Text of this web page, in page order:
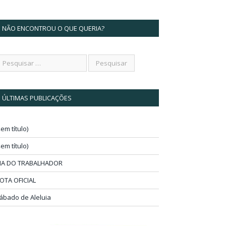
NÃO ENCONTROU O QUE QUERIA?
ÚLTIMAS PUBLICAÇÕES
título)
título)
DO TRABALHADOR
OFICIAL
de Aleluia